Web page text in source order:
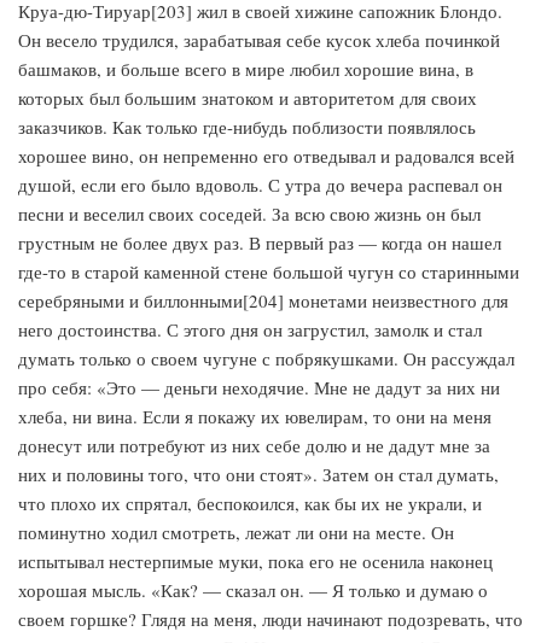
Круа-дю-Тируар[203] жил в своей хижине сапожник Блондо.
Он весело трудился, зарабатывая себе кусок хлеба починкой
башмаков, и больше всего в мире любил хорошие вина, в
которых был большим знатоком и авторитетом для своих
заказчиков. Как только где-нибудь поблизости появлялось
хорошее вино, он непременно его отведывал и радовался всей
душой, если его было вдоволь. С утра до вечера распевал он
песни и веселил своих соседей. За всю свою жизнь он был
грустным не более двух раз. В первый раз — когда он нашел
где-то в старой каменной стене большой чугун со старинными
серебряными и биллонными[204] монетами неизвестного для
него достоинства. С этого дня он загрустил, замолк и стал
думать только о своем чугуне с побрякушками. Он рассуждал
про себя: «Это — деньги неходячие. Мне не дадут за них ни
хлеба, ни вина. Если я покажу их ювелирам, то они на меня
донесут или потребуют из них себе долю и не дадут мне за
них и половины того, что они стоят». Затем он стал думать,
что плохо их спрятал, беспокоился, как бы их не украли, и
поминутно ходил смотреть, лежат ли они на месте. Он
испытывал нестерпимые муки, пока его не осенила наконец
хорошая мысль. «Как? — сказал он. — Я только и думаю о
своем горшке? Глядя на меня, люди начинают подозревать, что